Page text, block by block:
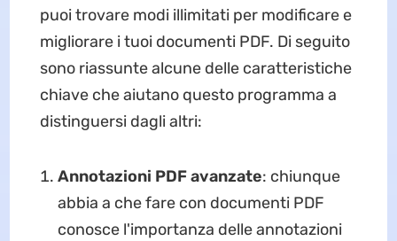
puoi trovare modi illimitati per modificare e
migliorare i tuoi documenti PDF. Di seguito
sono riassunte alcune delle caratteristiche
chiave che aiutano questo programma a
distinguersi dagli altri:
Annotazioni PDF avanzate: chiunque
abbia a che fare con documenti PDF
conosce l'importanza delle annotazioni